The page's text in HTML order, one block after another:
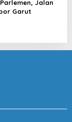
Jalan
Garut